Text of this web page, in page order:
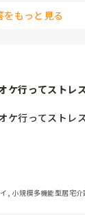
すよね。
をもっと見る
ケ行ってストレ
ケ行ってストレ
, 小規模多機能型居宅介